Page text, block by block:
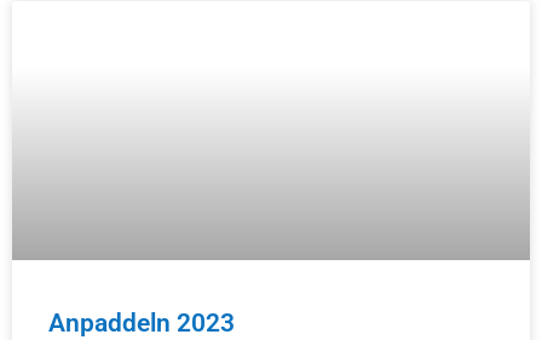
Anpaddeln 2023